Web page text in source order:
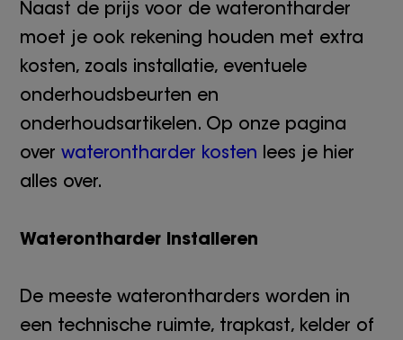
Naast de prijs voor de waterontharder
moet je ook rekening houden met extra
kosten, zoals installatie, eventuele
onderhoudsbeurten en
onderhoudsartikelen. Op onze pagina
overwaterontharder kosten lees je hier
alles over.
Waterontharder installeren
De meeste waterontharders worden in
een technische ruimte, trapkast, kelder of